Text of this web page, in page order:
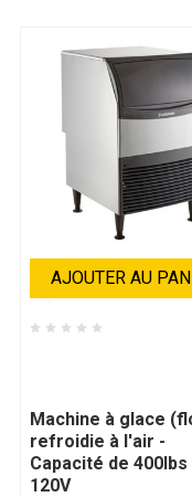
AJOUTER AU
Machine à glace
refroidie à l'air -
Capacité de 400lbs
120V